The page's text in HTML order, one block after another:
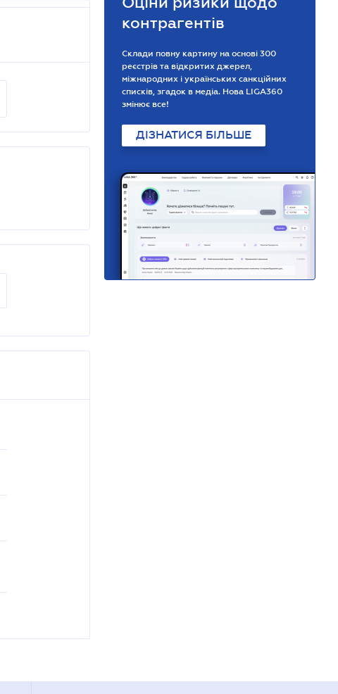
контрагентів
Склади повну картину на основі 300
реєстрів та відкритих джерел,
міжнародних і українських санкційних
списків, згадок в медіа. Нова LIGA360
змінює все!
ДІЗНАТИСЯ БІЛЬШЕ